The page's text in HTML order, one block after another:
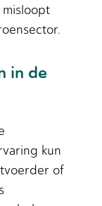
misloopt
in de
kun
of